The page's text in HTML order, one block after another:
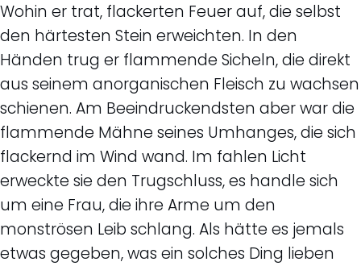
Wohin er trat, flackerten Feuer auf, die selbst
den härtesten Stein erweichten. In den
Händen trug er flammende Sicheln, die direkt
aus seinem anorganischen Fleisch zu wachsen
schienen. Am Beeindruckendsten aber war die
flammende Mähne seines Umhanges, die sich
flackernd im Wind wand. Im fahlen Licht
erweckte sie den Trugschluss, es handle sich
um eine Frau, die ihre Arme um den
monströsen Leib schlang. Als hätte es jemals
etwas gegeben, was ein solches Ding lieben